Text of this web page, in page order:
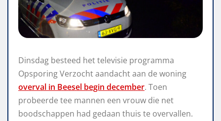
Dinsdag besteed het televisie programma
Opsporing Verzocht aandacht aan de woning
overval in Beesel begin december. Toen
probeerde tee mannen een vrouw die net
boodschappen had gedaan thuis te overvallen.